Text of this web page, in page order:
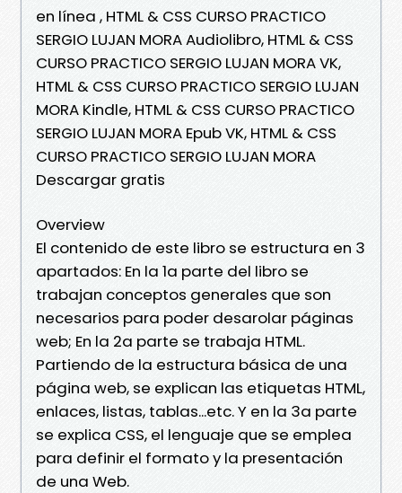
en línea , HTML & CSS CURSO PRACTICO
SERGIO LUJAN MORA Audiolibro, HTML & CSS
CURSO PRACTICO SERGIO LUJAN MORA VK,
HTML & CSS CURSO PRACTICO SERGIO LUJAN
MORA Kindle, HTML & CSS CURSO PRACTICO
SERGIO LUJAN MORA Epub VK, HTML & CSS
CURSO PRACTICO SERGIO LUJAN MORA
Descargar gratis
Overview
El contenido de este libro se estructura en 3
apartados: En la 1a parte del libro se
trabajan conceptos generales que son
necesarios para poder desarolar páginas
web; En la 2a parte se trabaja HTML.
Partiendo de la estructura básica de una
página web, se explican las etiquetas HTML,
enlaces, listas, tablas...etc. Y en la 3a parte
se explica CSS, el lenguaje que se emplea
para definir el formato y la presentación
de una Web.